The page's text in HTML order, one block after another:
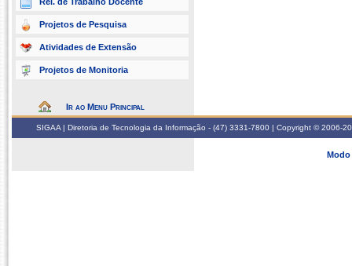
Projetos de Pesquisa
Atividades de Extensão
Projetos de Monitoria
Ir ao Menu Principal
SIGAA | Diretoria de Tecnologia da Informação - (47) 3331-7800 | Copyright © 2006-
Modo